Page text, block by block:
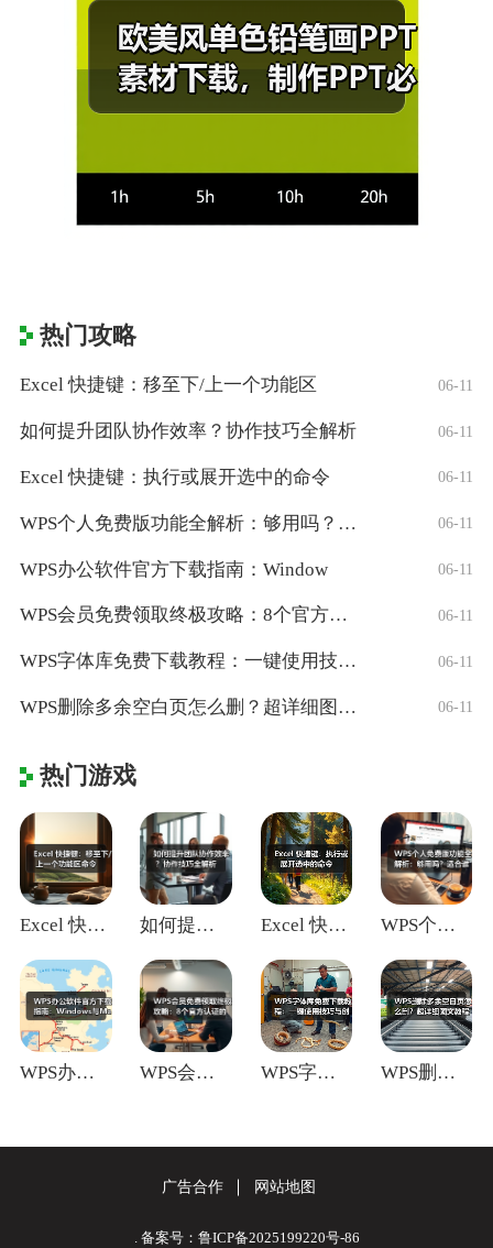
热门攻略
Excel 快捷键：移至下/上一个功能区 06-11
如何提升团队协作效率？协作技巧全解析 06-11
Excel 快捷键：执行或展开选中的命令 06-11
WPS个人免费版功能全解析：够用吗？适合 06-11
WPS办公软件官方下载指南：Window 06-11
WPS会员免费领取终极攻略：8个官方认证 06-11
WPS字体库免费下载教程：一键使用技巧与 06-11
WPS删除多余空白页怎么删？超详细图文教 06-11
热门游戏
Excel 快捷键：移至下/上一个功能区 如何提升团队协作效率？协作技巧全解析 Excel 快捷键：执行或展开选中的命令 WPS个人免费版功能全解析：够用吗？适合
WPS办公软件官方下载指南：Window WPS会员免费领取终极攻略：8个官方认证 WPS字体库免费下载教程：一键使用技巧与 WPS删除多余空白页怎么删？超详细图文教
广告合作 网站地图
. 备案号：鲁ICP备2025199220号-86